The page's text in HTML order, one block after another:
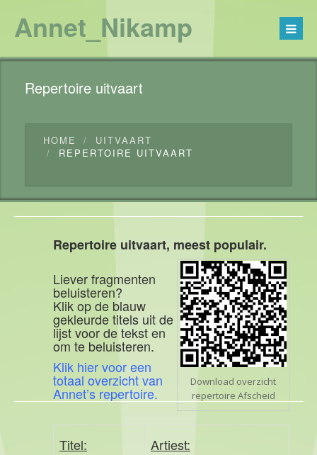
Annet_Nikamp
Repertoire uitvaart
HOME
UITVAART
REPERTOIRE UITVAART
Repertoire uitvaart, meest populair.
Download overzicht
repertoire Afscheid
Liever fragmenten
beluisteren?
Klik op de blauw
gekleurde titels uit de
lijst voor de tekst en
om te beluisteren.
Titel:
Artiest:
Klik hier voor een
totaal overzicht van
Annet’s repertoire.